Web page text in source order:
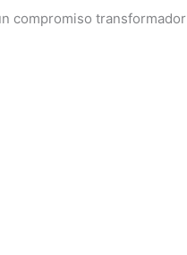
compromiso transformador